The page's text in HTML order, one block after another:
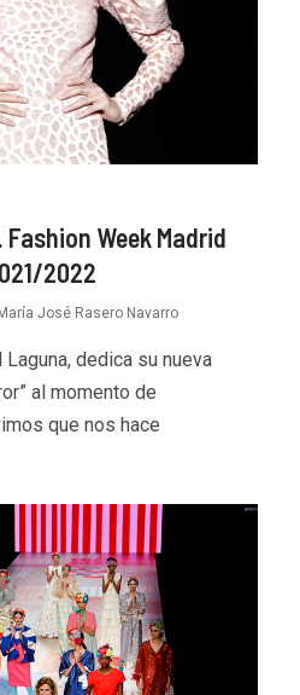
Week Madrid
2022
María José Rasero Navarro
dedica su nueva
al momento de
que nos hace